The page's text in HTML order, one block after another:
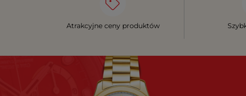
Atrakcyjne ceny produktów